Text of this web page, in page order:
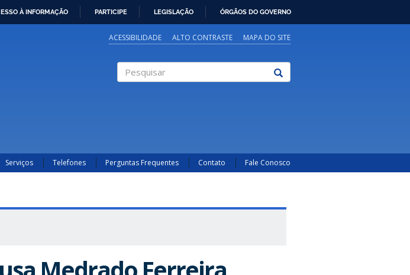
À INFORMAÇÃO PARTICIPE LEGISLAÇÃO ÓRGÃOS DO GOVERNO
ACESSIBILIDADE ALTO CONTRASTE MAPA DO SITE
Serviços Telefones Perguntas Frequentes Contato Fale Conosco